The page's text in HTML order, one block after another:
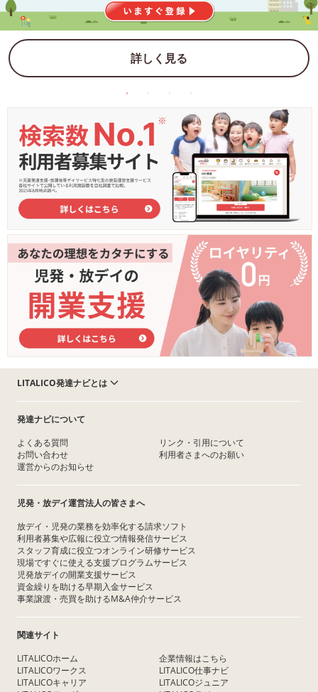
詳しく見る
LITALICO発達ナビとは
発達ナビについて
よくある質問
お問い合わせ
運営からのお知らせ
リンク・引用について
利用者さまへのお願い
児発・放デイ運営法人の皆さまへ
放デイ・児発の業務を効率化する請求ソフト
利用者募集や広報に役立つ情報発信サービス
スタッフ育成に役立つオンライン研修サービス
現場ですぐに使える支援プログラムサービス
児発放デイの開業支援サービス
資金繰りを助ける早期入金サービス
事業譲渡・売買を助けるM&A仲介サービス
関連サイト
LITALICOホーム
LITALICOワークス
LITALICOキャリア
企業情報はこちら
LITALICO仕事ナビ
LITALICOジュニア